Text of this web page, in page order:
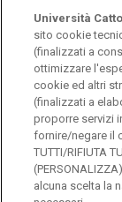
LOCANDINA
Università
sito cookie
(finalizzati a
ottimizzare
cookie ed altri
(finalizzati a
proporre servizi
fornire/negare il
TUTTI/RIFIUTA
alcuna scelta la